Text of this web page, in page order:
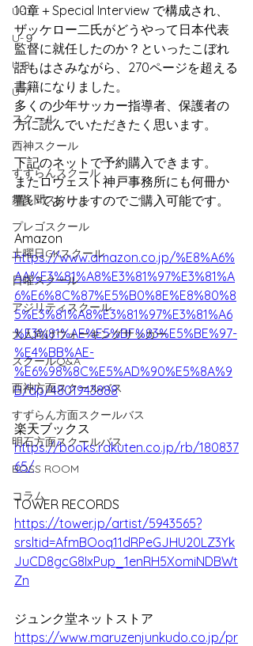
U-10
U-９
U-8
U-7
スクール
西神スクール
すずらんスクール
舞多聞スクール
プレゴスクール
土曜日GKスクール
日曜スクール
アジリティスクール
大人向けウォーキングサッカー
スクールQ&A
西神方面スクールバス
すずらん方面スクールバス
明石方面スクールバス
BOSS ROOM
コラム
10章＋Special Interview で構成され、
ザッケロー二氏がどうやって日本代表
監督に就任したのか？といったこぼれ
話もはさみながら、270ページを超える
書籍になりました。
多くの少年サッカー指導者、保護者の
方に読んでいただきたく思います。
下記のネットで予約購入できます。
またロヴェスト神戸事務所にも何冊か
置いてありますのでご購入可能です。
Amazon
https://www.amazon.co.jp/%E8%A6%
AA%E3%81%A8%E3%81%97%E3%81%A
6%E6%8C%87%E5%B0%8E%E8%80%8
5%E3%81%A8%E3%81%97%E3%81%A6
%E3%81%AE%E5%BF%83%E5%BE%97-
%E4%BB%AE-
%E6%98%8C%E5%AD%90%E5%8A%9
B/dp/4801943888
楽天ブックス
https://books.rakuten.co.jp/rb/180837
65/
TOWER RECORDS
https://tower.jp/artist/5943565?
srsltid=AfmBOoq11dRPeGJHU20LZ3Yk
JuCD8gcG8IxPup_1enRH5XomiNDBWt
Zn
ジュンク堂ネットストア
https://www.maruzenjunkudo.co.jp/pr